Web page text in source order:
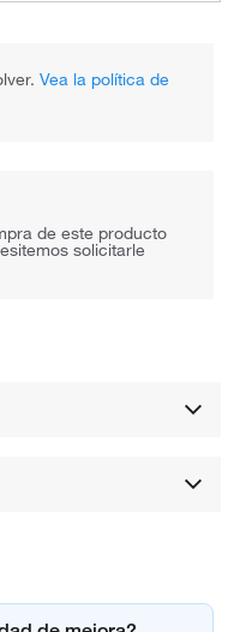
Vea la política de
de este producto
solicitarle